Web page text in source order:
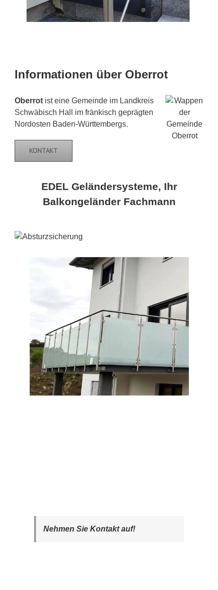
Informationen über Oberrot
Oberrot ist eine Gemeinde im Landkreis
Schwäbisch Hall im fränkisch geprägten
Nordosten Baden-Württembergs.
KONTAKT
EDEL Geländersysteme, Ihr
Balkongeländer Fachmann
Nehmen Sie Kontakt auf!